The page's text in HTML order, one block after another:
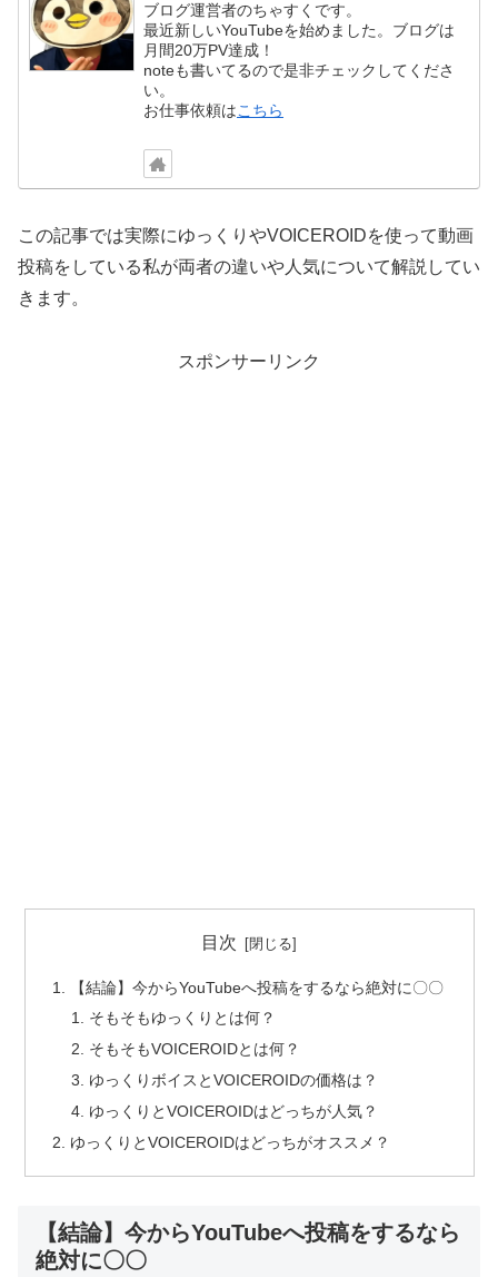
ブログ運営者のちゃすくです。
最近新しいYouTubeを始めました。ブログは
月間20万PV達成！
noteも書いてるので是非チェックしてくださ
い。
お仕事依頼はこちら
この記事では実際にゆっくりやVOICEROIDを使って動画
投稿をしている私が両者の違いや人気について解説してい
きます。
スポンサーリンク
目次
【結論】今からYouTubeへ投稿をするなら絶対に〇〇
そもそもゆっくりとは何？
そもそもVOICEROIDとは何？
ゆっくりボイスとVOICEROIDの価格は？
ゆっくりとVOICEROIDはどっちが人気？
ゆっくりとVOICEROIDはどっちがオススメ？
【結論】今からYouTubeへ投稿をするなら
絶対に〇〇